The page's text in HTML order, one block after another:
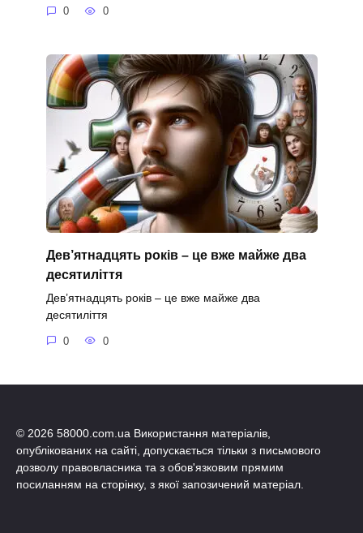
0 0
Дев’ятнадцять років – це вже майже два
десятиліття
Дев’ятнадцять років – це вже майже два
десятиліття
0 0
© 2026 58000.com.ua Використання матеріалів,
опублікованих на сайті, допускається тільки з письмового
дозволу правовласника та з обов'язковим прямим
посиланням на сторінку, з якої запозичений матеріал.